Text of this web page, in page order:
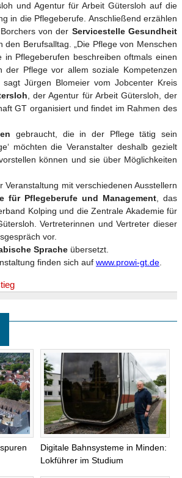
und Agentur für Arbeit Gütersloh auf die
in die Pflegeberufe. Anschließend erzählen
von der Servicestelle Gesundheit
Berufsalltag. „Die Pflege von Menschen
Pflegeberufen beschreiben oftmals einen
der Pflege vor allem soziale Kompetenzen
Jürgen Blomeier vom Jobcenter Kreis
, der Agentur für Arbeit Gütersloh, der
GT organisiert und findet im Rahmen des
gebraucht, die in der Pflege tätig sein
möchten die Veranstalter deshalb gezielt
können und sie über Möglichkeiten
mit verschiedenen Ausstellern
für Pflegeberufe und Management, das
Kolping und die Zentrale Akademie für
Vertreterinnen und Vertreter dieser
vor.
Sprache übersetzt.
finden sich auf www.prowi-gt.de
Digitale Bahnsysteme in Minden:
Lokführer im Studium